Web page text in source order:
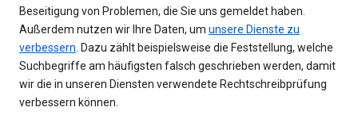
Beseitigung von Problemen, die Sie uns gemeldet haben.
Außerdem nutzen wir Ihre Daten, um unsere Dienste zu
verbessern . Dazu zählt beispielsweise die Feststellung, welche
Suchbegriffe am häufigsten falsch geschrieben werden, damit
wir die in unseren Diensten verwendete Rechtschreibprüfung
verbessern können.